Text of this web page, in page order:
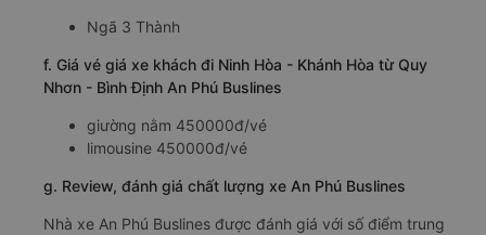
Ngã 3 Thành
f. Giá vé giá xe khách đi Ninh Hòa - Khánh Hòa từ Quy
Nhơn - Bình Định An Phú Buslines
giường nằm 450000đ/vé
limousine 450000đ/vé
g. Review, đánh giá chất lượng xe An Phú Buslines
Nhà xe An Phú Buslines được đánh giá với số điểm trung